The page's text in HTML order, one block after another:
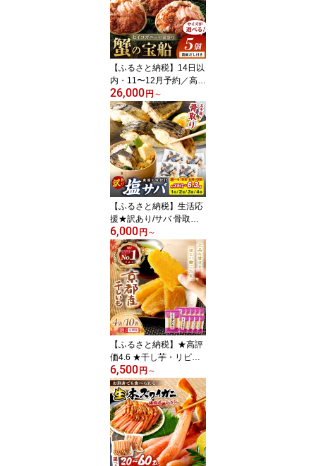
メ あとから選べる 交換
ゆっくり選ぶ いつでも
返礼品カタログ カタログ
カタログギフト ふるさと
納税 3万円ふるさと納税
4万円
【ふるさと納税】14日以
内・11〜12月予約／高評
価★4.71【蟹の匠 魚政】
セイコガニの甲羅盛り 蟹
の宝船(たからぶね) 5個
セット 5個 濃縮ダシ付き
選べる小サイズ～ 香箱ガ
ニ ふるさと納税 かに せ
いこがに 甲羅盛り ふる
さと納税 カニ ふるさと
納税 セイコガニ
26,000 円 ～
【ふるさと納税】生活応
援★訳あり/サバ 骨取り
★高評価4.91 魚屋の味
付け骨取り 塩サバ 1パッ
ク(14切れ)～8パック(11
2切れ) 1回 定期便～3回
選べる 内容量 ふるさと
納税 サバ さば フィレ 切
り身 骨抜き 冷凍 鯖 骨な
し ふるさと納税 鯖 骨取
り ふるさと納税 鯖 訳あ
り
6,000 円 ～
【ふるさと納税】★高評
価4.6 ★干し芋・リピー
ト 人気★TVで紹介／ジ
ッパー付 京都・丹後地域
優秀産品受賞 京丹後産
干しいも 400g 1kg 選べ
る 回数 定期便 隔月 3ヶ
月 6ヶ月 国産 紅はるか 4
袋 10袋 和菓子 平干し芋
スイーツ ほしいも ふる
6,500 円 ～